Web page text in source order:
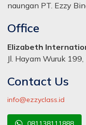
naungan PT. Ezzy
Office
Elizabeth
Jl. Hayam Wuruk
Contact Us
info@ezzyclass.id